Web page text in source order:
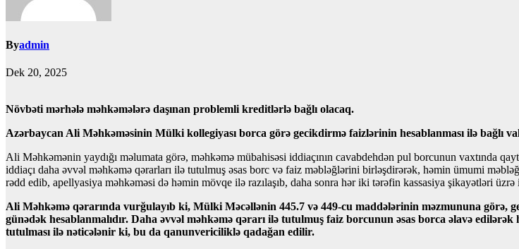
Byadmin
Dek 20, 2025
Növbəti mərhələ məhkəmələrə daşınan problemli kreditlərlə bağlı olacaq.
Azərbaycan Ali Məhkəməsinin Mülki kollegiyası borca görə gecikdirmə faizlərinin hesablanması ilə bağlı
Ali Məhkəmənin yaydığı məlumata görə, məhkəmə mübahisəsi iddiaçının cavabdehdən pul borcunun vaxtında
iddiaçı daha əvvəl məhkəmə qərarları ilə tutulmuş əsas borc və faiz məbləğlərini birləşdirərək, həmin ümumi
rədd edib, apellyasiya məhkəməsi də həmin mövqe ilə razılaşıb, daha sonra hər iki tərəfin kassasiya şikayətləri üzrə
Ali Məhkəmə qərarında vurğulayıb ki, Mülki Məcəllənin 445.7 və 449-cu maddələrinin məzmununa görə,
günədək hesablanmalıdır. Daha əvvəl məhkəmə qərarı ilə tutulmuş faiz borcunun əsas borca əlavə
tutulması ilə nəticələnir ki, bu da qanunvericiliklə qadağan edilir.